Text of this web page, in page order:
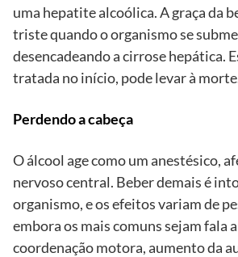
uma hepatite alcoólica. A graça da
triste quando o organismo se
desencadeando a cirrose hepática.
tratada no início, pode levar à
Perdendo a cabeça
O álcool age como um anestésico,
nervoso central. Beber demais é
organismo, e os efeitos variam de
embora os mais comuns sejam fala
coordenação motora, aumento da